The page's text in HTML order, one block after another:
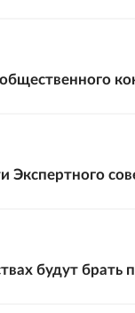
Экспертного
будут брать